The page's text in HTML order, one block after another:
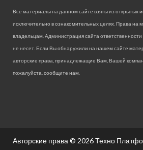
Все материалы на данном сайте взяты из открытых
исключительно в ознакомительных целях. Права на
владельцам. Администрация сайта
не несет. Если Вы обнаружили на нашем сайте
авторские права, принадлежащие Вам, Вашей
пожалуйста, сообщите нам.
Авторские права © 2026Техно